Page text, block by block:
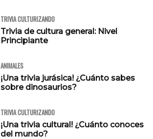
TRIVIA CULTURIZANDO
Trivia de cultura general: Nivel
Principiante
ANIMALES
¡Una trivia jurásica! ¿Cuánto sabes
sobre dinosaurios?
TRIVIA CULTURIZANDO
¡Una trivia cultural! ¿Cuánto conoces
del mundo?